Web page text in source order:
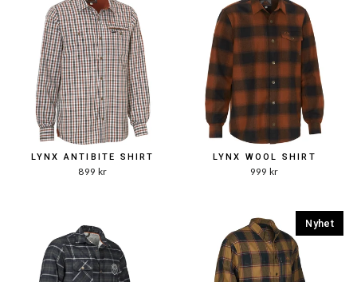
LYNX ANTIBITE SHIRT
899 kr
LYNX WOOL SHIRT
999 kr
Nyhet